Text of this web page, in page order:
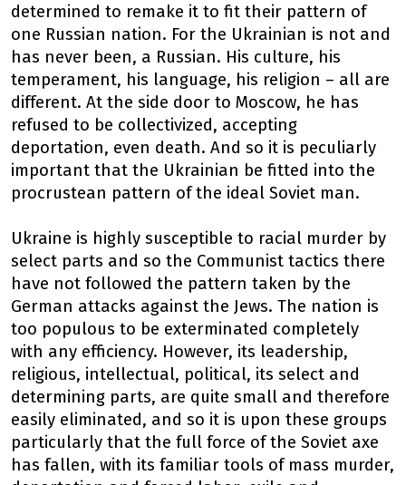
determined to remake it to fit their pattern of
one Russian nation. For the Ukrainian is not and
has never been, a Russian. His culture, his
temperament, his language, his religion – all are
different. At the side door to Moscow, he has
refused to be collectivized, accepting
deportation, even death. And so it is peculiarly
important that the Ukrainian be fitted into the
procrustean pattern of the ideal Soviet man.
Ukraine is highly susceptible to racial murder by
select parts and so the Communist tactics there
have not followed the pattern taken by the
German attacks against the Jews. The nation is
too populous to be exterminated completely
with any efficiency. However, its leadership,
religious, intellectual, political, its select and
determining parts, are quite small and therefore
easily eliminated, and so it is upon these groups
particularly that the full force of the Soviet axe
has fallen, with its familiar tools of mass murder,